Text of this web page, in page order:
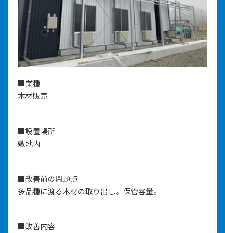
■業種
木材販売
■設置場所
敷地内
■改善前の問題点
多品種に渡る木材の取り出し。保管容量。
■改善内容